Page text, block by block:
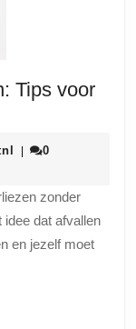
Tips voor
sophiainstituutnl
|
0
zonder
idee dat afvallen
en jezelf moet